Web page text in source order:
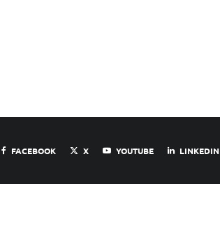
FACEBOOK X YOUTUBE LINKEDIN